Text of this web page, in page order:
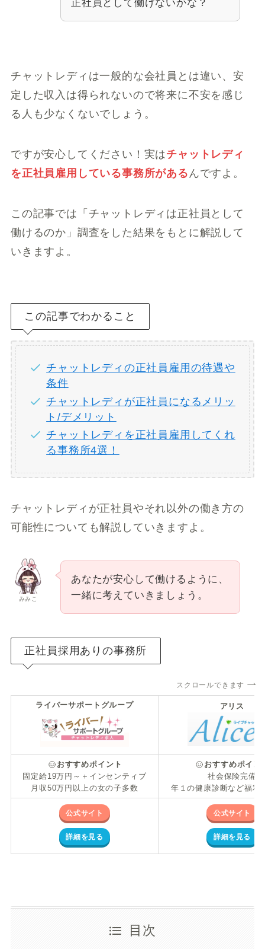
正社員として働けないかな？
チャットレディは一般的な会社員とは違い、安
定した収入は得られないので将来に不安を感じ
る人も少なくないでしょう。
ですが安心してください！実はチャットレディ
を正社員雇用している事務所がある んですよ。
この記事では「チャットレディは正社員として
働けるのか」調査をした結果をもとに解説して
いきますよ。
この記事でわかること
チャットレディの正社員雇用の待遇や
条件
チャットレディが正社員になるメリッ
ト/デメリット
チャットレディを正社員雇用してくれ
る事務所4選！
チャットレディが正社員やそれ以外の働き方の
可能性についても解説していきますよ。
みみこ
あなたが安心して働けるように、
一緒に考えていきましょう。
正社員採用ありの事務所
スクロールできます
ライバーサポートグループ アリス
おすすめポイント
固定給19万円～＋インセンティブ
月収50万円以上の女の子多数
おすすめポイン
社会保険完備
年１の健康診断など福利
公式サイト
詳細を見る
公式サイト
詳細を見る
目次